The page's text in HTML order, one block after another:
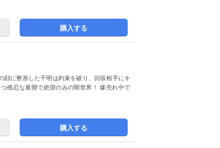
購入する
顔に整形した千明は約束を破り、回収相手にキ
残忍な展開で絶望のみの闇世界！ 爆売れ中で
購入する